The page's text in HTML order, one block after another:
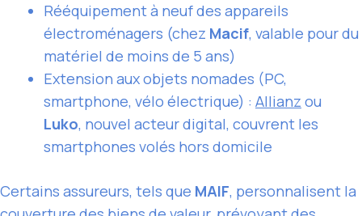
Rééquipement à neuf des appareils
électroménagers (chez Macif, valable pour du
matériel de moins de 5 ans)
Extension aux objets nomades (PC,
smartphone, vélo électrique) : Allianz ou
Luko, nouvel acteur digital, couvrent les
smartphones volés hors domicile
Certains assureurs, tels que MAIF, personnalisent la